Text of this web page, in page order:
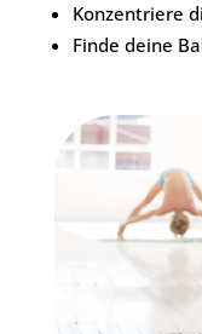
Konzentriere
Finde deine